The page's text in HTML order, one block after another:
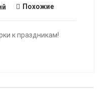
Похожие
к праздникам!